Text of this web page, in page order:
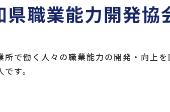
若年技能者人材育成支援等事業
県職業能力開発協
で働く人々の職業能力の開発・向上
す。